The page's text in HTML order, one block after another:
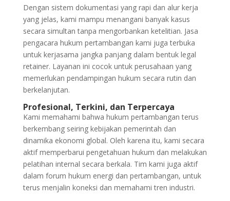
Dengan sistem dokumentasi yang rapi dan alur kerja
yang jelas, kami mampu menangani banyak kasus
secara simultan tanpa mengorbankan ketelitian. Jasa
pengacara hukum pertambangan kami juga terbuka
untuk kerjasama jangka panjang dalam bentuk legal
retainer. Layanan ini cocok untuk perusahaan yang
memerlukan pendampingan hukum secara rutin dan
berkelanjutan.
Profesional, Terkini, dan Terpercaya
Kami memahami bahwa hukum pertambangan terus
berkembang seiring kebijakan pemerintah dan
dinamika ekonomi global. Oleh karena itu, kami secara
aktif memperbarui pengetahuan hukum dan melakukan
pelatihan internal secara berkala. Tim kami juga aktif
dalam forum hukum energi dan pertambangan, untuk
terus menjalin koneksi dan memahami tren industri.